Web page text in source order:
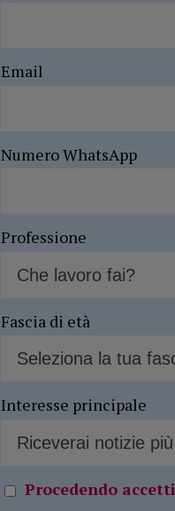
Email
Numero WhatsApp
Professione
Fascia di età
Interesse principale
Procedendo